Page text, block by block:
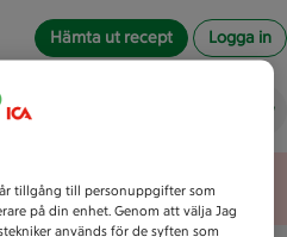
Hämta ut recept Logga in
error
tillgång till personuppgifter som
på din enhet. Genom att välja Jag
används för de syften som